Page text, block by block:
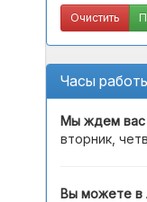
Очистить
Часы
Мы ждем вас
вторник,
Вы можете в